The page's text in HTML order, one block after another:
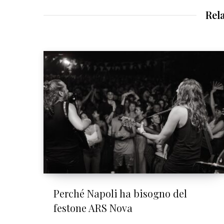
Perché Napoli ha bisogno del
festone ARS Nova